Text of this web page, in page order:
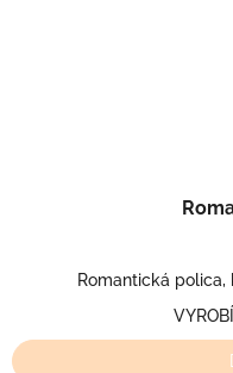
Romantická polica,